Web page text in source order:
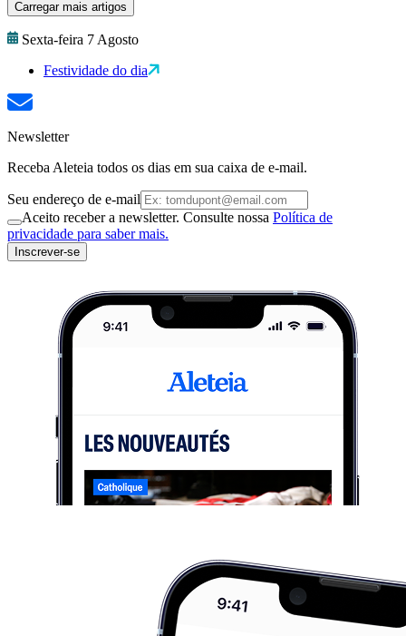
Carregar mais artigos
Sexta-feira 7 Agosto
Festividade do dia
Newsletter
Receba Aleteia todos os dias em sua caixa de e-mail.
Seu endereço de e-mail
Aceito receber a newsletter. Consulte nossa Política de
privacidade para saber mais.
Inscrever-se